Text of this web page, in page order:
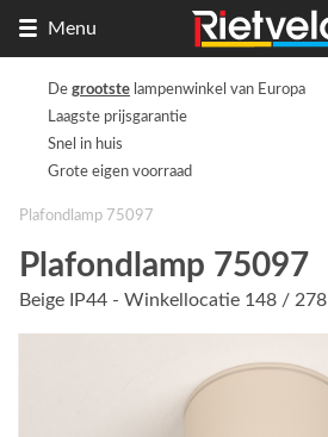
Menu
De grootste lampenwinkel van Europa
Laagste prijsgarantie
Snel in huis
Grote eigen voorraad
Plafondlamp 75097
Plafondlamp 75097
Beige IP44 - Winkellocatie 148 / 278